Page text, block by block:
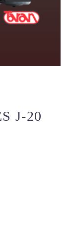
J-20